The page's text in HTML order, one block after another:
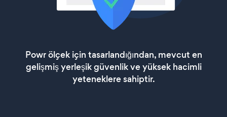
Powr ölçek için tasarlandığından, mevcut en
gelişmiş yerleşik güvenlik ve yüksek hacimli
yeteneklere sahiptir.